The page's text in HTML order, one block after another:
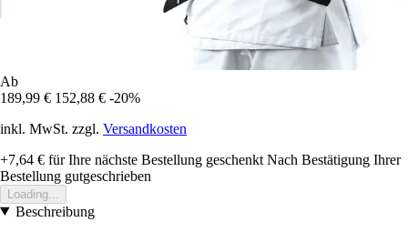
Ab
189,99 € 152,88 € -20%
inkl. MwSt. zzgl. Versandkosten
+7,64 € für Ihre nächste Bestellung geschenkt Nach Bestätigung Ihrer
Bestellung gutgeschrieben
Loading...
Beschreibung